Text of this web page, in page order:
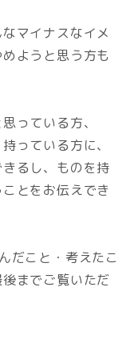
マイナスなイメ
ようと思う方も
っている方、
っている方に、
るし、ものを持
とをお伝えでき
だこと・考えたこ
までご覧いただ